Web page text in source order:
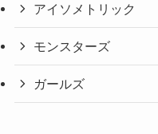
アイソメトリック
モンスターズ
ガールズ